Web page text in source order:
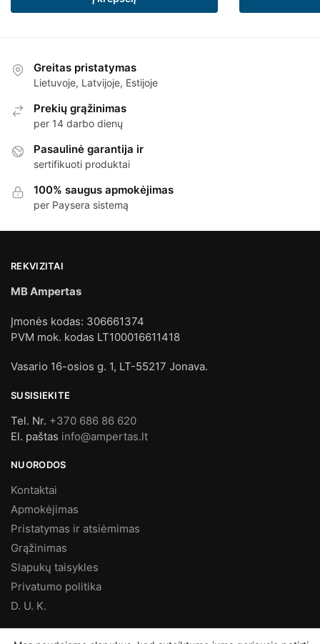
Greitas pristatymas
Lietuvoje, Latvijoje, Estijoje
Prekių grąžinimas
per 14 darbo dienų
Pasaulinė garantija ir
sertifikuoti produktai
100% saugus apmokėjimas
per Paysera sistemą
REKVIZITAI
MB Ampertas
Įmonės kodas: 306661374
PVM mok. kodas LT100016611418
Vasario 16-osios g. 1, LT-55217 Jonava.
SUSISIEKITE
Tel. Nr. +370 686 86 620
El. paštas info@ampertas.lt
NUORODOS
Kontaktai
Apmokėjimas
Pristatymas ir atsiėmimas
Grąžinimas
Slapukų taisykles
Privatumo politika
D. U. K.